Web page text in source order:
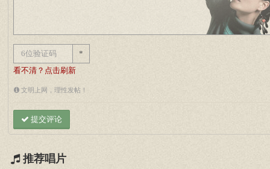
*
看不清？点击刷新
文明上网，理性发帖！
提交评论
推荐唱片